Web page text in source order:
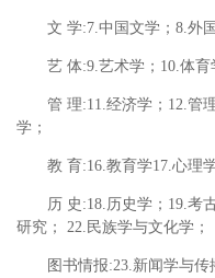
文 学:7.中国文学；8.外
艺 体:9.艺术学；10.体育
管 理:11.经济学；12.管
学；
教 育:16.教育学17.心理
历 史:18.历史学；19.考
研究； 22.民族学与文化学；
图书情报:23.新闻学与